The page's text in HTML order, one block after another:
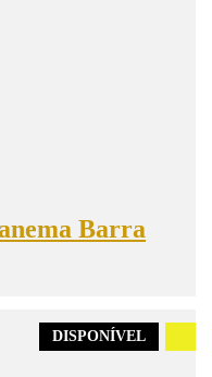
Barra
DISPONÍVEL